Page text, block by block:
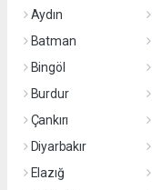
Aydın
Batman
Bingöl
Burdur
Çankırı
Diyarbakır
Elazığ